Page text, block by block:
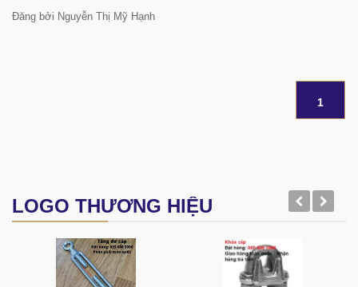
Đăng bởi Nguyễn Thị Mỹ Hạnh
1
LOGO THƯƠNG HIỆU